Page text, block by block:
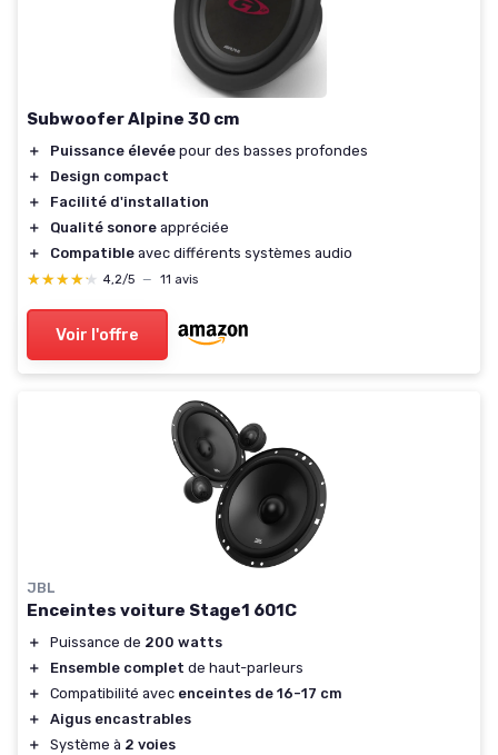
Subwoofer Alpine 30 cm
＋ Puissance élevée pour des basses profondes
＋
Design compact
＋
Facilité d'installation
＋
Qualité sonore appréciée
＋
Compatible avec différents systèmes audio
★★★★★
★★★★★ 4,2/5 — 11 avis
Voir l'offre
JBL
Enceintes voiture Stage1 601C
＋ Puissance de 200 watts
＋
Ensemble complet de haut-parleurs
＋
Compatibilité avec enceintes de 16-17 cm
＋
Aigus encastrables
＋
Système à 2 voies